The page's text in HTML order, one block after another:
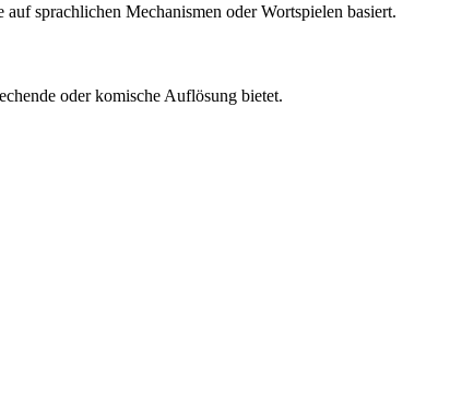
sprachlichen Mechanismen oder Wortspielen basiert.
oder komische Auflösung bietet.